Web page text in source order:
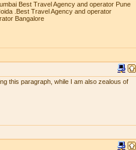
Best Travel Agency and operator Pune
.Best Travel Agency and operator
Bangalore
this paragraph, while I am also zealous of